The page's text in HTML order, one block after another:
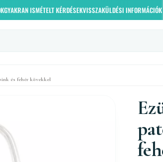
GYAKRAN ISMÉTELT KÉRDÉSEKVISSZAKÜLDÉSI INFORMÁCIÓK
és fehér kövekkel